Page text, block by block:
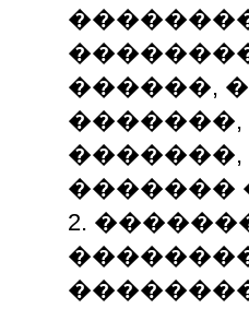
������,
�������
2.